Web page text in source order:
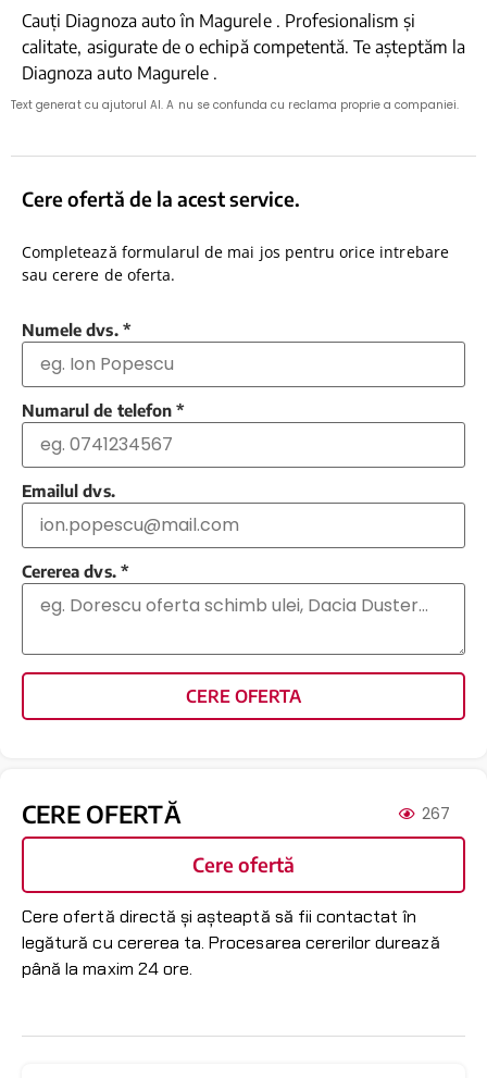
Cauți Diagnoza auto în Magurele . Profesionalism și
calitate, asigurate de o echipă competentă. Te așteptăm la
Diagnoza auto Magurele .
Text generat cu ajutorul AI. A nu se confunda cu reclama proprie a companiei.
Cere ofertă de la acest service.
Completează formularul de mai jos pentru orice intrebare
sau cerere de oferta.
Numele dvs. *
Numarul de telefon *
Emailul dvs.
Cererea dvs. *
CERE OFERTA
CERE OFERTĂ 267
Cere ofertă
Cere ofertă directă și așteaptă să fii contactat în
legătură cu cererea ta. Procesarea cererilor durează
până la maxim 24 ore.